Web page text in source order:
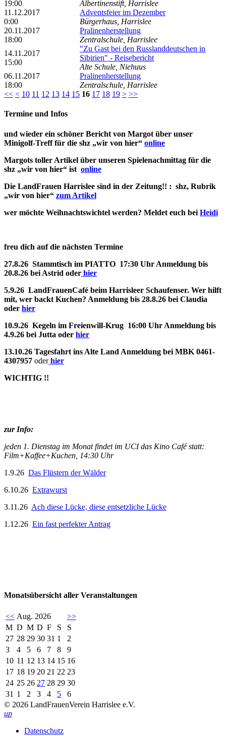
19:00
Albertinenstift, Harrislee
11.12.2017
0:00
Adventsfeier im Dezember
Bürgerhaus, Harrislee
20.11.2017
18:00
Pralinenherstellung
Zentralschule, Harrislee
14.11.2017
15:00
"Zu Gast bei den Russlanddeutschen in
Sibirien" - Reisebericht
Alte Schule, Niehuus
06.11.2017
18:00
Pralinenherstellung
Zentralschule, Harrislee
<< < 10 11 12 13 14 15 16 17 18 19 > >>
Termine und Infos
und wieder ein schöner Bericht von Margot über unser
Minigolf-Treff für die shz „wir von hier“ online
Margots toller Artikel über unseren Spielenachmittag für die
shz „wir von hier“ ist online
Die LandFrauen Harrislee sind in der Zeitung!! : shz, Rubrik
„wir von hier“ zum Artikel
wer möchte Weihnachtswichtel werden? Meldet euch bei Heidi
freu dich auf die nächsten Termine
27.8.26 Stammtisch im PIATTO 17:30 Uhr Anmeldung bis
20.8.26 bei Astrid oder hier
5.9.26 LandFrauenCafé beim Harrisleer Schaufenser. Wer hilft
mit, wer backt Kuchen? Anmeldung bis 28.8.26 bei Claudia
oder hier
10.9.26 Kegeln im Freienwill-Krug 16:00 Uhr Anmeldung bis
4.9.26 bei Jutta oder hier
13.10.26 Tagesfahrt ins Alte Land Anmeldung bei MBK 0461-
4307957 oderhier
WICHTIG !!
zur Info:
jeden 1. Dienstag im Monat findet im UCI das Kino Café statt:
Film+Kaffee+Kuchen, 14:30 Uhr
1.9.26 Das Flüstern der Wälder
6.10.26 Extrawurst
3.11.26 Ach diese Lücke, diese entsetzliche Lücke
1.12.26 Ein fast perfekter Antrag
Monatsübersicht aller Veranstaltungen
<< Aug. 2026
>>
M D M D F S
S
27 28 29 30 31 1
2
3
4 5 6 7 8
9
10 11 12 13 14 15 16
17 18 19 20 21 22 23
24 25 26 27 28 29 30
31 1 2 3 4 5
6
© 2026 LandFrauenVerein Harrislee e.V.
up
Datenschutz